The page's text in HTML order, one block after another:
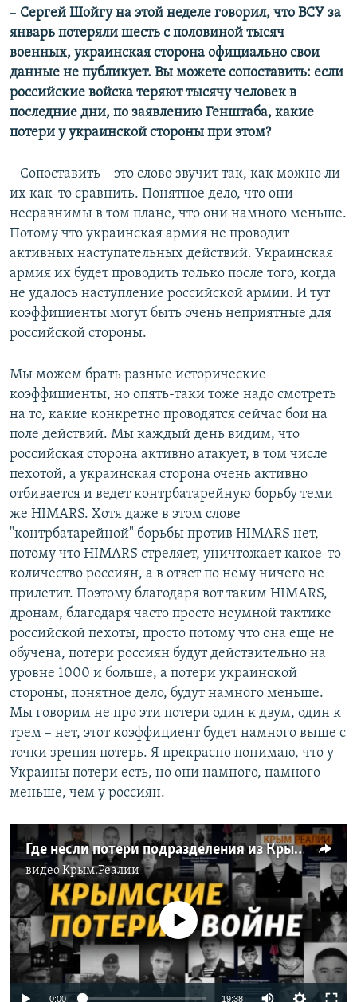
ы
д
у
щ
и
й
а
й
д
д
у
ю
щ
и
й
с
а
й
д
– Сергей Шойгу на этой неделе говорил, что ВСУ за
январь потеряли шесть с половиной тысяч
военных, украинская сторона официально свои
данные не публикует. Вы можете сопоставить: если
российские войска теряют тысячу человек в
последние дни, по заявлению Генштаба, какие
потери у украинской стороны при этом?
– Сопоставить – это слово звучит так, как можно ли
их как-то сравнить. Понятное дело, что они
несравнимы в том плане, что они намного меньше.
Потому что украинская армия не проводит
активных наступательных действий. Украинская
армия их будет проводить только после того, когда
не удалось наступление российской армии. И тут
коэффициенты могут быть очень неприятные для
российской стороны.
Мы можем брать разные исторические
коэффициенты, но опять-таки тоже надо смотреть
на то, какие конкретно проводятся сейчас бои на
поле действий. Мы каждый день видим, что
российская сторона активно атакует, в том числе
пехотой, а украинская сторона очень активно
отбивается и ведет контрбатарейную борьбу теми
же HIMARS. Хотя даже в этом слове
"контрбатарейной" борьбы против HIMARS нет,
потому что HIMARS стреляет, уничтожает какое-то
количество россиян, а в ответ по нему ничего не
прилетит. Поэтому благодаря вот таким HIMARS,
дронам, благодаря часто просто неумной тактике
российской пехоты, просто потому что она еще не
обучена, потери россиян будут действительно на
уровне 1000 и больше, а потери украинской
стороны, понятное дело, будут намного меньше.
Мы говорим не про эти потери один к двум, один к
трем – нет, этот коэффициент будет намного выше с
точки зрения потерь. Я прекрасно понимаю, что у
Украины потери есть, но они намного, намного
меньше, чем у россиян.
Где несли потери подразделения из Крыма?
видеоКрым.Реалии
No media source currently available
0:00 19:38